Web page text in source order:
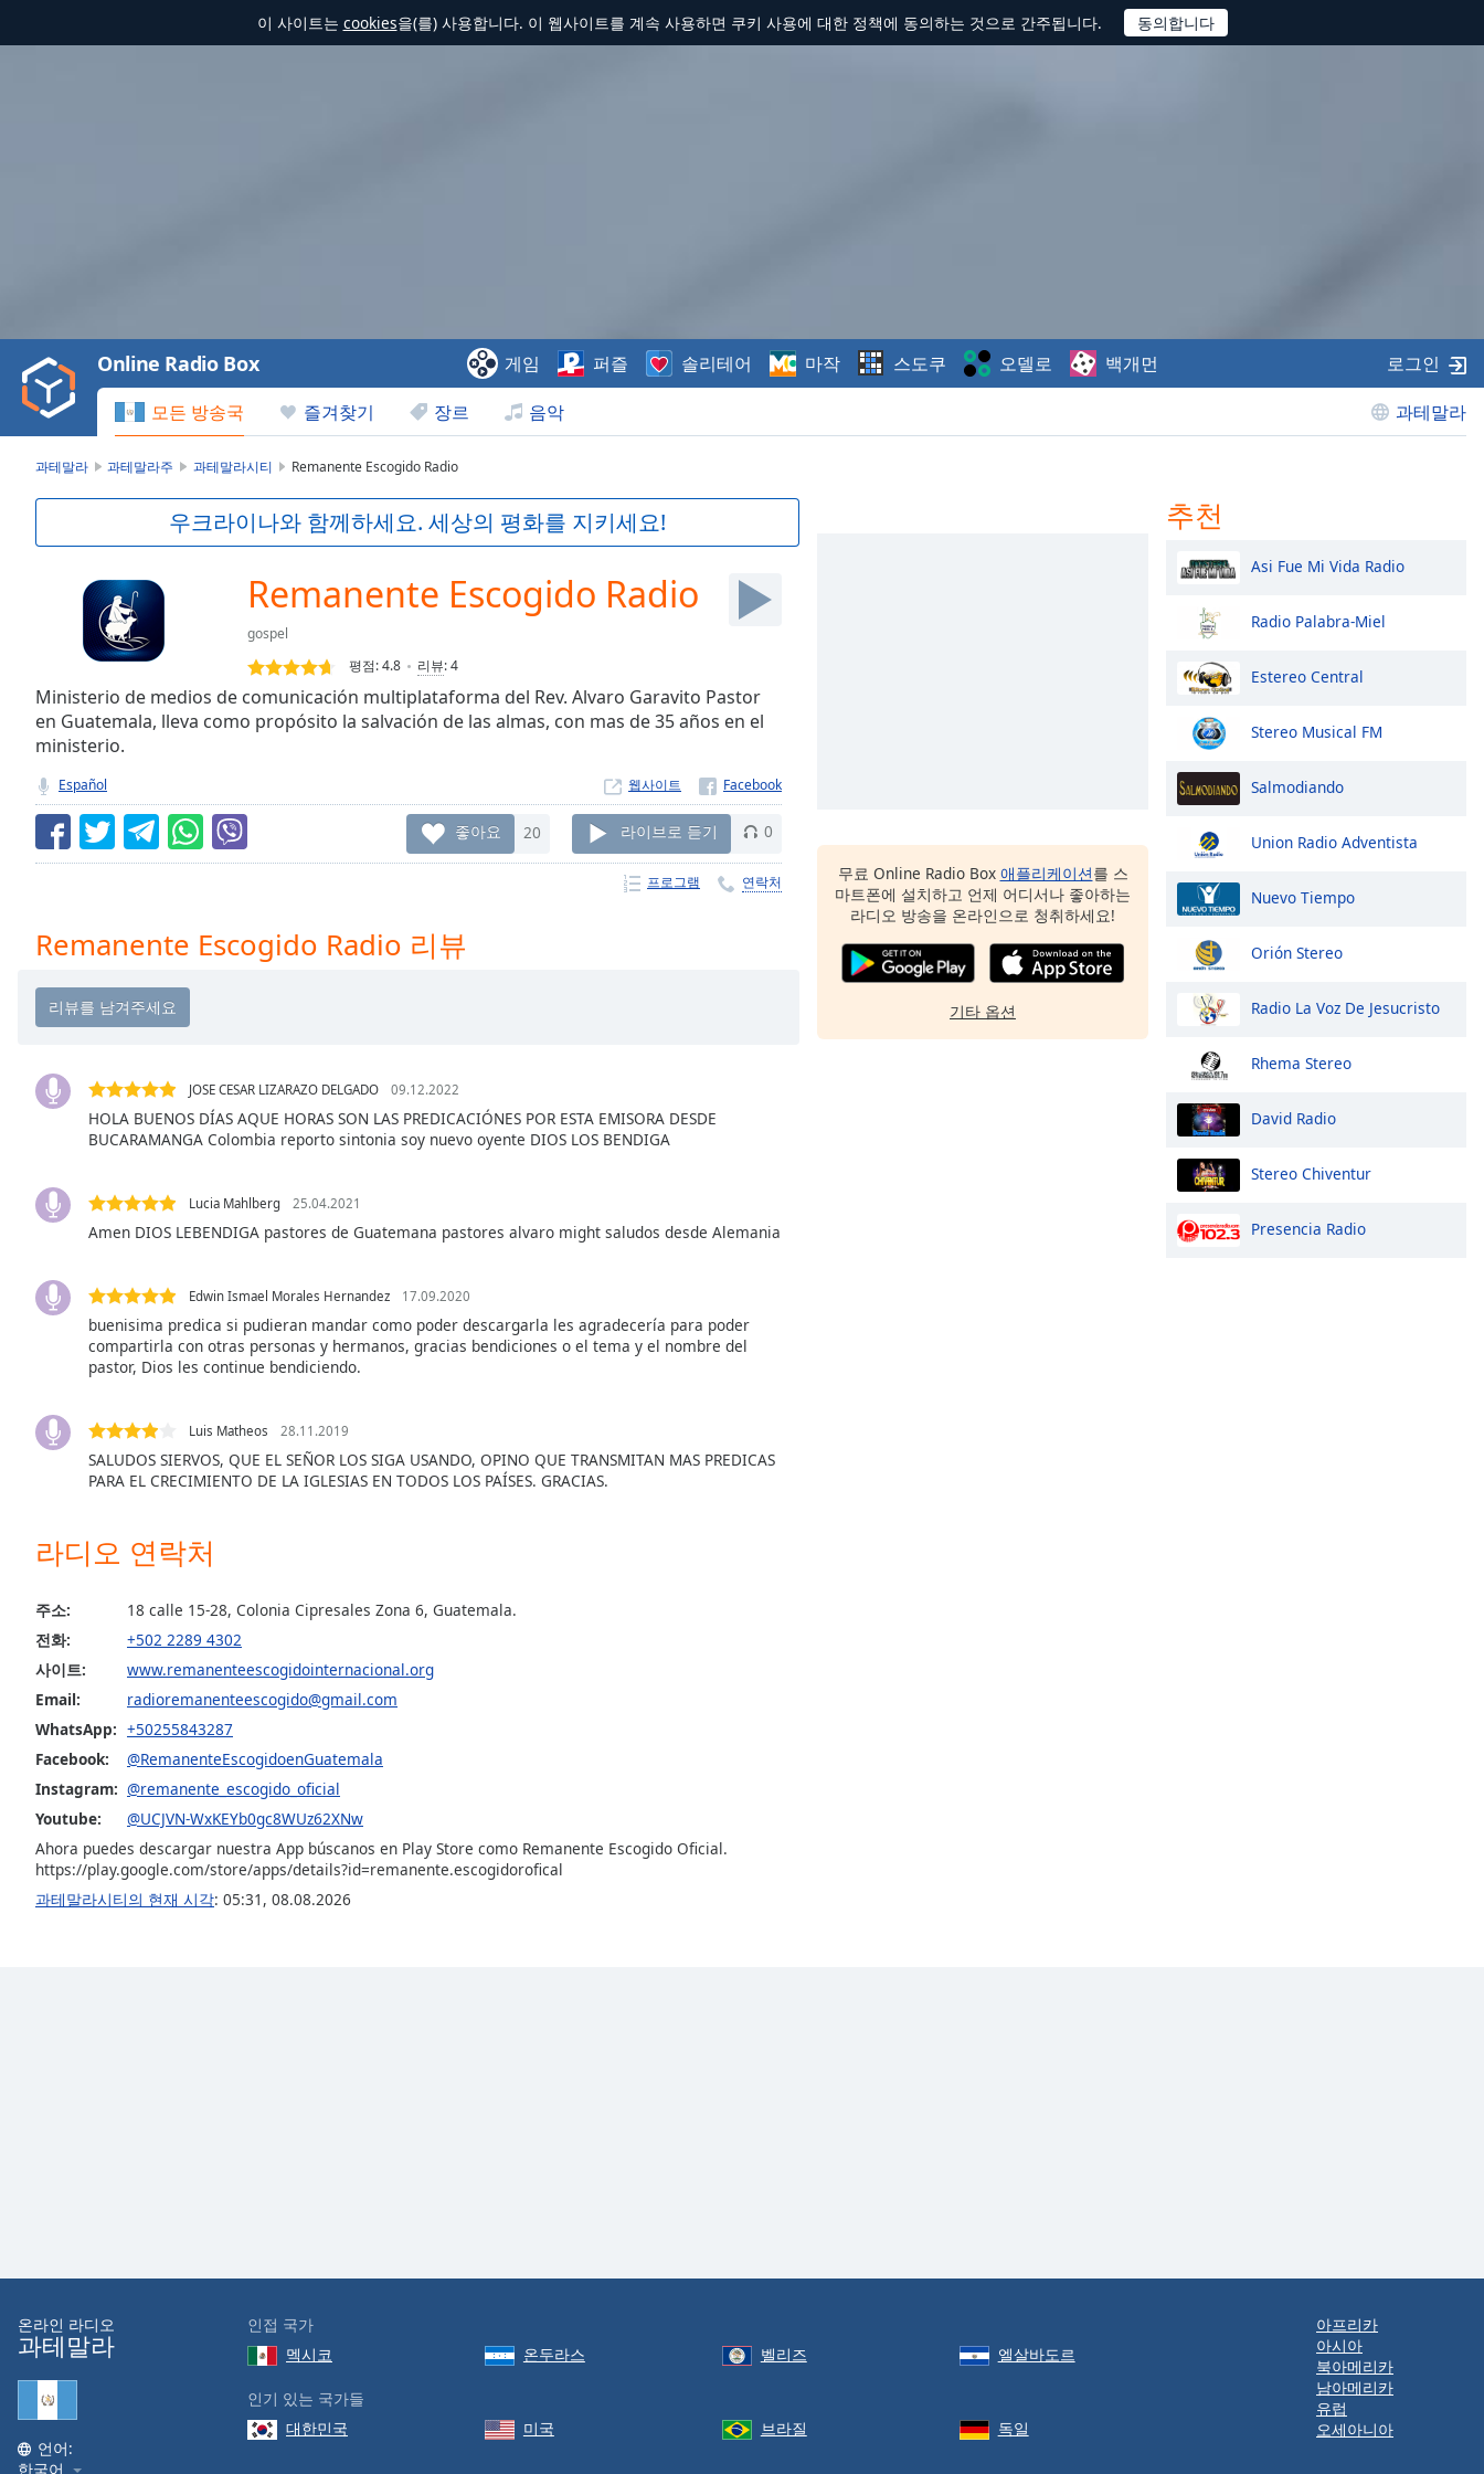
이 사이트는 cookies을(를) 사용합니다. 이 웹사이트를 계속 사용하면 쿠키 사용에 대한 정책에 동의하는 것으로 간주됩니다.
Video
Play
Backward
Skip
Current
-:-
TypeLIVE
Seek to
live,
currently
LIVE
Remaining
Playback
Rate
Chapters
Descriptions
descriptions
Subtitles
settings
opens
subtitles
settings
dialog
off,
selected
Picture-
Fullscreen
modal
window.
Beginning
dialog
window.
Escape
Color
Opacity
Caption
Background
모든 방송국 즐겨찾기 장르 음악 과테말라
Online Radio Box 게임 퍼즐 솔리테어 마작 스도쿠 오델로 백개먼 로그인
과테말라 과테말라주 과테말라시티 Remanente Escogido Radio
우크라이나와 함께하세요. 세상의 평화를 지키세요!
Remanente Escogido Radio
gospel
평점:4.8 리뷰:4
Ministerio de medios de comunicación multiplataforma del Rev. Alvaro Garavito Pastor
en Guatemala, lleva como propósito la salvación de las almas, con mas de 35 años en el
ministerio.
Español 웹사이트
좋아요 20 라이브로 듣기 0
프로그램 연락처
Remanente Escogido Radio 리뷰
JOSE CESAR LIZARAZO DELGADO 09.12.2022
HOLA BUENOS DÍAS AQUE HORAS SON LAS PREDICACIÓNES POR ESTA EMISORA DESDE
BUCARAMANGA Colombia reporto sintonia soy nuevo oyente DIOS LOS BENDIGA
Lucia Mahlberg 25.04.2021
Amen DIOS LEBENDIGA pastores de Guatemana pastores alvaro might saludos desde Alemania
Edwin Ismael Morales Hernandez 17.09.2020
buenisima predica si pudieran mandar como poder descargarla les agradecería para poder
compartirla con otras personas y hermanos, gracias bendiciones o el tema y el nombre del
pastor, Dios les continue bendiciendo.
Luis Matheos 28.11.2019
SALUDOS SIERVOS, QUE EL SEÑOR LOS SIGA USANDO, OPINO QUE TRANSMITAN MAS PREDICAS
PARA EL CRECIMIENTO DE LA IGLESIAS EN TODOS LOS PAÍSES. GRACIAS.
라디오 연락처
주소:
18 calle 15-28, Colonia Cipresales Zona 6, Guatemala.
전화:
+502 2289 4302
사이트:
www.remanenteescogidointernacional.org
Email:
radioremanenteescogido@gmail.com
WhatsApp: +50255843287
Facebook:
@RemanenteEscogidoenGuatemala
Instagram: @remanente_escogido_oficial
Youtube:
@UCJVN-WxKEYb0gc8WUz62XNw
Ahora puedes descargar nuestra App búscanos en Play Store como Remanente Escogido Oficial.
https://play.google.com/store/apps/details?id=remanente.escogidorofical
과테말라시티의 현재 시각: 05:31 , 08.08.2026
무료 Online Radio Box 애플리케이션를 스
마트폰에 설치하고 언제 어디서나 좋아하는
라디오 방송을 온라인으로 청취하세요!
기타 옵션
추천
Asi Fue Mi Vida Radio
Radio Palabra-Miel
Estereo Central
Stereo Musical FM
Salmodiando
Union Radio Adventista
Nuevo Tiempo
Orión Stereo
Radio La Voz De Jesucristo
Rhema Stereo
David Radio
Stereo Chiventur
Presencia Radio
온라인 라디오
과테말라
언어:
한국어
인접 국가
멕시코
온두라스 벨리즈 엘살바도르
인기 있는 국가들
대한민국
미국 브라질 독일
아프리카
아시아
북아메리카
남아메리카
유럽
오세아니아